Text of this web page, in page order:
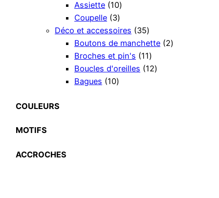
個
の
商
品
の
商
品
Assiette 101
0
個
の
商
品
Coupelle 33
個
の
商
品
Déco et accessoires 353
5
個
の
Boutons de manchette 22
Broches et pin's 111
1
Boucles d'oreilles 121
Bagues 101
COULEURS
MOTIFS
ACCROCHES